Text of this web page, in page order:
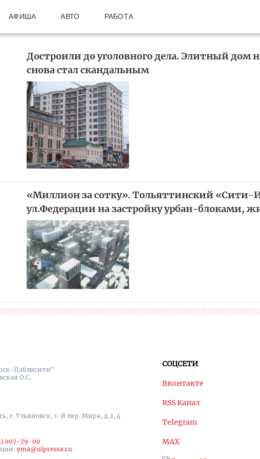
АФИША АВТО РАБОТА
Достроили до уголовного дела. Элитный дом
снова стал скандальным
«Миллион за сотку». Тольяттинский «Сити-
ул.Федерации на застройку урбан-блоками,
Паблисити"
О.С.
г. Ульяновск, 1-й пер. Мира, д.2, 4
007-79-00
yma@ulpressa.ru
СОЦСЕТИ
Вконтакте
RSS Канал
Telegram
MAX